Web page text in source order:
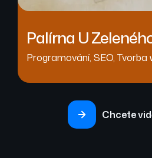
Palírna U
Programování, SEO, Tvorba
Chcete